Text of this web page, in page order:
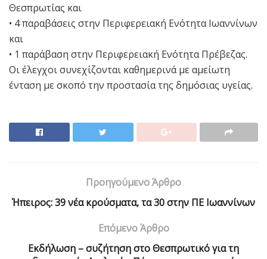
Θεσπρωτίας και
• 4 παραβάσεις στην Περιφερειακή Ενότητα Ιωαννίνων
και
• 1 παράβαση στην Περιφερειακή Ενότητα Πρέβεζας.
Οι έλεγχοι συνεχίζονται καθημερινά με αμείωτη
ένταση με σκοπό την προστασία της δημόσιας υγείας.
Προηγούμενο Άρθρο
Ήπειρος: 39 νέα κρούσματα, τα 30 στην ΠΕ Ιωαννίνων
Επόμενο Άρθρο
Εκδήλωση – συζήτηση στο Θεσπρωτικό για τη